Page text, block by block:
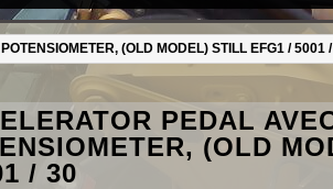
(OLD MODEL) STILL EFG1 / 5001
PEDAL
(OLD
/ 30